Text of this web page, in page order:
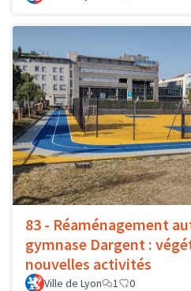
83 - Réaménagement
gymnase Dargent :
nouvelles activités
Ville de Lyon 1 0